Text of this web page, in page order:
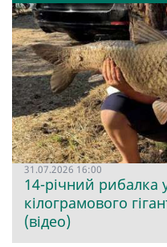
31.07.2026 16:00
14-річний рибалка
кілограмового
(відео)